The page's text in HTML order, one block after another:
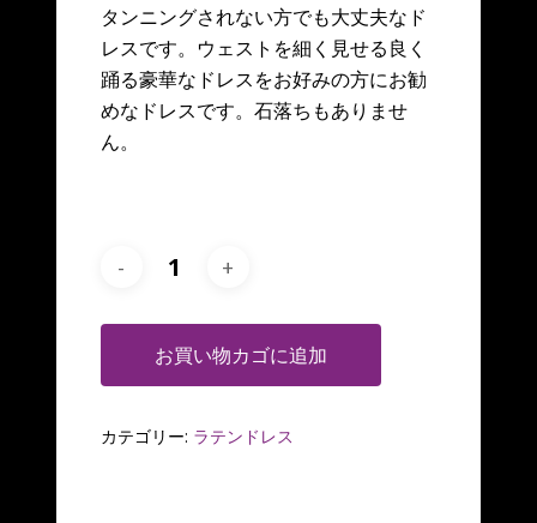
タンニングされない方でも大丈夫なド
レスです。ウェストを細く見せる良く
踊る豪華なドレスをお好みの方にお勧
めなドレスです。石落ちもありませ
ん。
お買い物カゴに追加
カテゴリー: ラテンドレス